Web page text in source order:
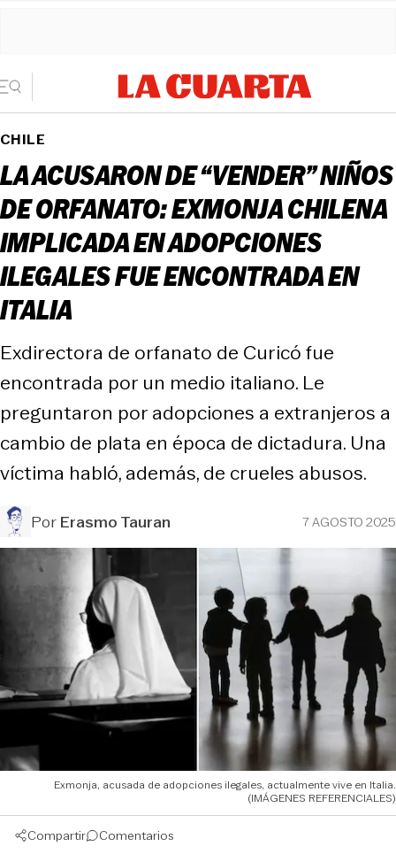
CHILE
LA ACUSARON DE “VENDER” NIÑOS
DE ORFANATO: EXMONJA CHILENA
IMPLICADA EN ADOPCIONES
ILEGALES FUE ENCONTRADA EN
ITALIA
Exdirectora de orfanato de Curicó fue
encontrada por un medio italiano. Le
preguntaron por adopciones a extranjeros a
cambio de plata en época de dictadura. Una
víctima habló, además, de crueles abusos.
PorErasmo Tauran 7 AGOSTO 2025
Exmonja, acusada de adopciones ilegales, actualmente vive en Italia.
(IMÁGENES REFERENCIALES)
Compartir Comentarios